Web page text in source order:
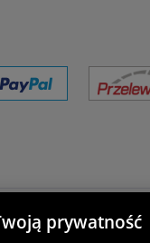
prywatność